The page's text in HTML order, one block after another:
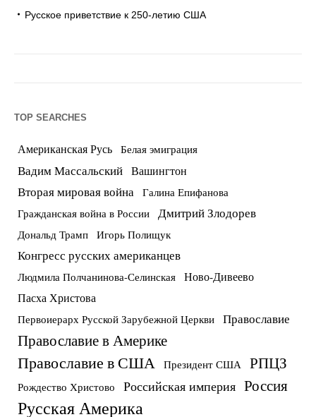
Русское приветствие к 250-летию США
TOP SEARCHES
Американская Русь Белая эмиграция
Вадим Массальский Вашингтон
Вторая мировая война Галина Епифанова
Гражданская война в России Дмитрий Злодорев
Дональд Трамп Игорь Полищук
Конгресс русских американцев
Людмила Полчанинова-Селинская Ново-Дивеево
Пасха Христова
Первоиерарх Русской Зарубежной Церкви Православие
Православие в Америке
Православие в США Президент США РПЦЗ
Рождество Христово Российская империя Россия
Русская Америка